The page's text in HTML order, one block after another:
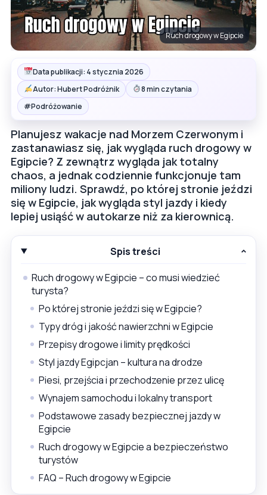
Ruch drogowy w Egipcie
Data publikacji: 4 stycznia 2026
Autor: Hubert Podróżnik
8 min czytania
#Podróżowanie
Planujesz wakacje nad Morzem Czerwonym i
zastanawiasz się, jak wygląda ruch drogowy w
Egipcie? Z zewnątrz wygląda jak totalny
chaos, a jednak codziennie funkcjonuje tam
miliony ludzi. Sprawdź, po której stronie jeździ
się w Egipcie, jak wygląda styl jazdy i kiedy
lepiej usiąść w autokarze niż za kierownicą.
Spis treści
Ruch drogowy w Egipcie – co musi wiedzieć
turysta?
Po której stronie jeździ się w Egipcie?
Typy dróg i jakość nawierzchni w Egipcie
Przepisy drogowe i limity prędkości
Styl jazdy Egipcjan – kultura na drodze
Piesi, przejścia i przechodzenie przez ulicę
Wynajem samochodu i lokalny transport
Podstawowe zasady bezpiecznej jazdy w
Egipcie
Ruch drogowy w Egipcie a bezpieczeństwo
turystów
FAQ – Ruch drogowy w Egipcie